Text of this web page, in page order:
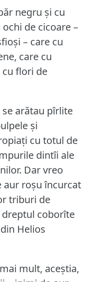
negru și cu
de cicoare –
– care cu
care cu
flori de
arătau pîrlite
și
cu totul de
dintîi ale
Dar vreo
aur roșu încurcat
triburi de
dreptul coborîte
Helios
mult, aceștia,